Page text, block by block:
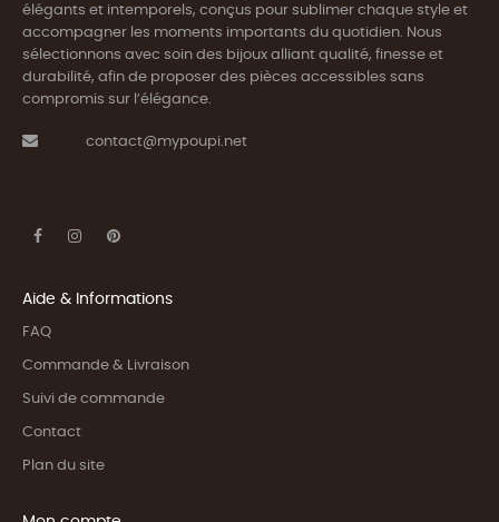
élégants et intemporels, conçus pour sublimer chaque style et
accompagner les moments importants du quotidien. Nous
sélectionnons avec soin des bijoux alliant qualité, finesse et
durabilité, afin de proposer des pièces accessibles sans
compromis sur l’élégance.
contact@mypoupi.net
Aide & Informations
FAQ
Commande & Livraison
Suivi de commande
Contact
Plan du site